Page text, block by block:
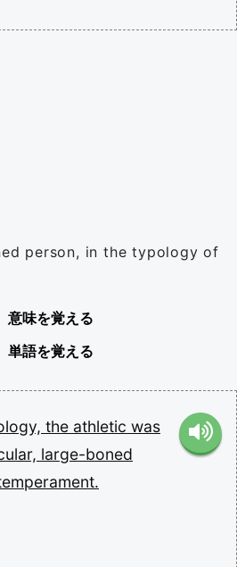
person, in the typology of
意味を覚える
単語を覚える
the athletic was
large-boned